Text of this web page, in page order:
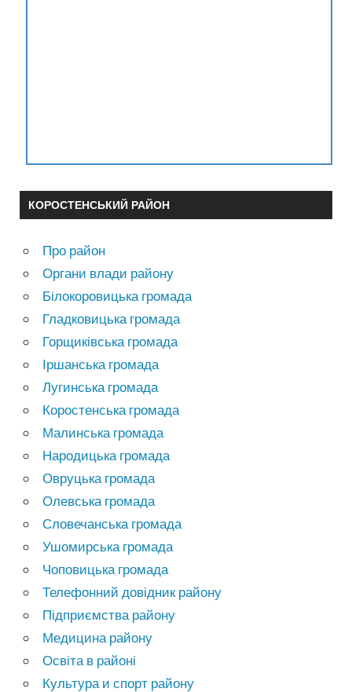
КОРОСТЕНСЬКИЙ РАЙОН
Про район
Органи влади району
Білокоровицька громада
Гладковицька громада
Горщиківська громада
Іршанська громада
Лугинська громада
Коростенська громада
Малинська громада
Народицька громада
Овруцька громада
Олевська громада
Словечанська громада
Ушомирська громада
Чоповицька громада
Телефонний довідник району
Підприємства району
Медицина району
Освіта в районі
Культура и спорт району